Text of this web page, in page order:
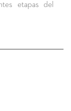
etapas del